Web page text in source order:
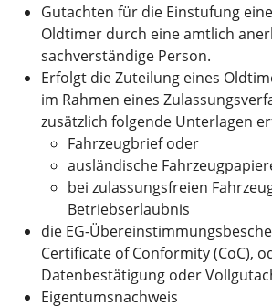
Gutachten für die Einstufung
Oldtimer durch eine amtlich
sachverständige Person.
Erfolgt die Zuteilung eines
im Rahmen eines
zusätzlich folgende Unterlagen
Fahrzeugbrief oder
ausländische
bei zulassungsfreien
Betriebserlaubnis
die EG-
Certificate of Conformity (CoC),
Datenbestätigung oder
Eigentumsnachweis